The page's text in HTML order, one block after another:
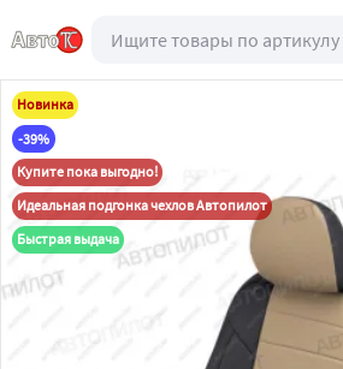
Новинка
-39%
Купите пока выгодно!
Идеальная подгонка чехлов Автопилот
Быстрая выдача